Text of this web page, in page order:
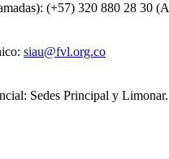
(+57) 320 880 28 30
siau@fvl.org.co
Sedes Principal y Limonar.